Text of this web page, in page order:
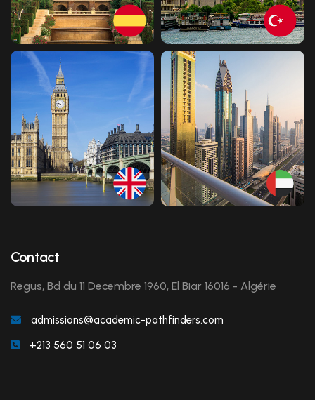
Contact
Regus, Bd du 11 Decembre 1960, El Biar 16016 - Algérie
admissions@academic-pathfinders.com
+213 560 51 06 03